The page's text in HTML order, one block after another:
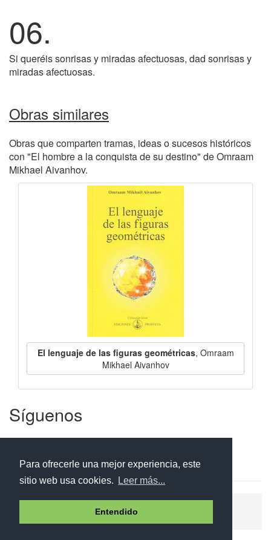
Para ofrecerle una mejor experiencia, este
sitio web usa cookies.
Leer más...
Entendido
06.
Si queréis sonrisas y miradas afectuosas, dad sonrisas y
miradas afectuosas.
Obras similares
Obras que comparten tramas, ideas o sucesos históricos
con "El hombre a la conquista de su destino" de Omraam
Mikhael Aivanhov.
El lenguaje de las figuras geométricas, Omraam
Mikhael Aivanhov
Síguenos
Ayuda Aviso legal
Política de cookies
Política de privacidad